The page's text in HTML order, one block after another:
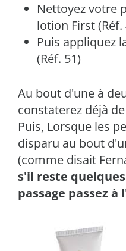
Nettoyez votre
lotion First (Réf.
Puis appliquez
(Réf. 51)
Au bout d'une à
constaterez déjà
Puis, Lorsque les
disparu au bout
(comme disait
s'il reste
passage passez à